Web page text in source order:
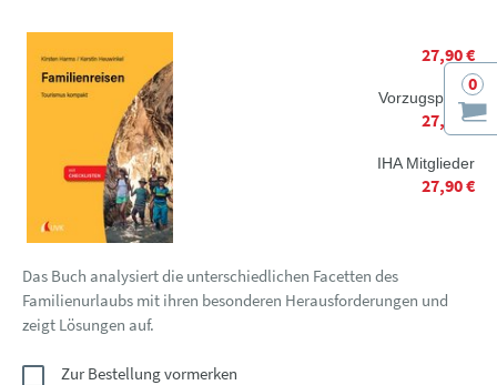
0
27,90 €
Vorzugspreis*
27,90 €
IHA Mitglieder
27,90 €
Das Buch analysiert die unterschiedlichen Facetten des
Familienurlaubs mit ihren besonderen Herausforderungen und
zeigt Lösungen auf.
Zur Bestellung vormerken